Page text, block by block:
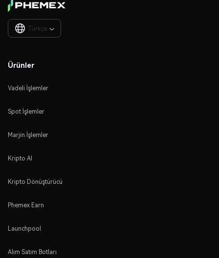
Türkçe 
Ürünler
Vadeli İşlemler
Spot İşlemler
Marjin İşlemler
Kripto Al
Kripto Dönüştürücü
Phemex Earn
Launchpool
Alım Satım Botları